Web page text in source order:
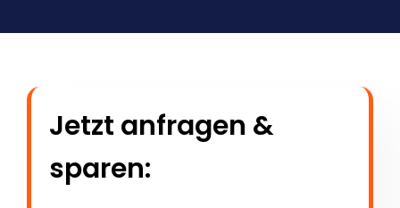
Jetzt anfragen &
sparen: